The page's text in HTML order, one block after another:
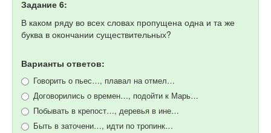
Задание 6:
В каком ряду во всех словах пропущена одна и та же
буква в окончании существительных?
Варианты ответов:
Говорить о пьес…, плавал на отмел…
Договорились о времен…, подойти к Марь…
Побывать в крепост…, деревья в ине…
Быть в заточени…, идти по тропинк…